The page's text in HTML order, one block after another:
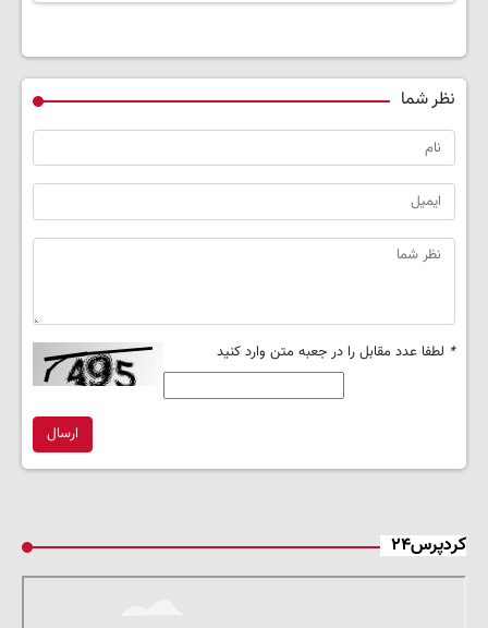
نظر شما
* لطفا عدد مقابل را در جعبه متن وارد کنید
ارسال
کردپرس۲۴